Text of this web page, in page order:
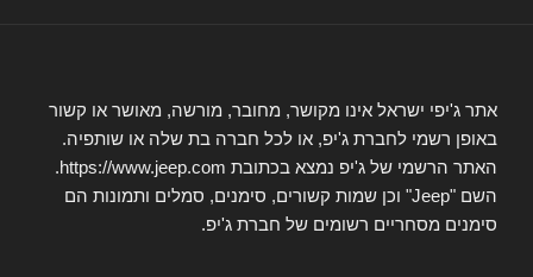
אתר ג'יפי ישראל אינו מקושר, מחובר, מורשה, מאושר או קשור
באופן רשמי לחברת ג'יפ, או לכל חברה בת שלה או שותפיה.
האתר הרשמי של ג'יפ נמצא בכתובת https://www.jeep.com.
השם "Jeep" וכן שמות קשורים, סימנים, סמלים ותמונות הם
סימנים מסחריים רשומים של חברת ג'יפ.